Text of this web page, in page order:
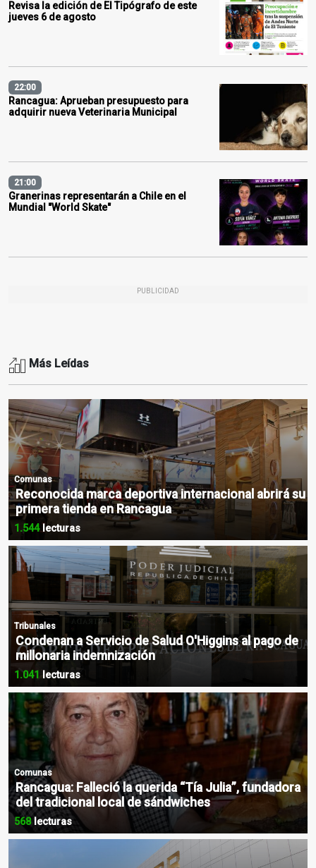
Revisa la edición de El Tipógrafo de este
jueves 6 de agosto
22:00
Rancagua: Aprueban presupuesto para
adquirir nueva Veterinaria Municipal
21:00
Granerinas representarán a Chile en el
Mundial "World Skate"
PUBLICIDAD
Más Leídas
Comunas
Reconocida marca deportiva internacional abrirá su
primera tienda en Rancagua
1.544lecturas
Tribunales
Condenan a Servicio de Salud O'Higgins al pago de
millonaria indemnización
1.041 lecturas
Comunas
Rancagua: Falleció la querida “Tía Julia”, fundadora
del tradicional local de sándwiches
568lecturas